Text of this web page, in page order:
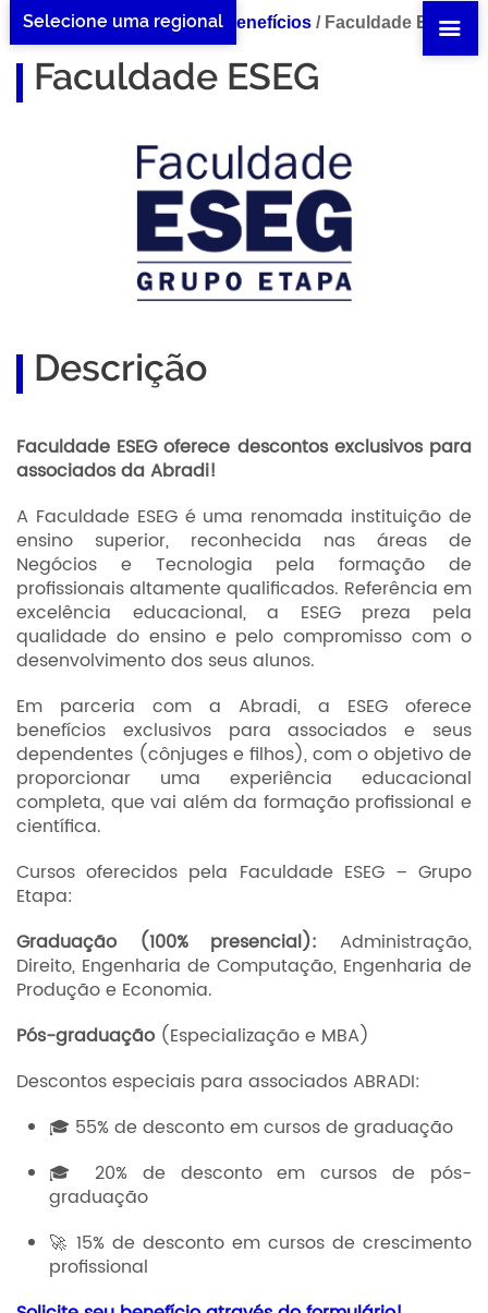
Selecione uma regional
Home Faculdade ESEG/ Benefícios / Faculdade ESEG
Faculdade ESEG
Descrição
Faculdade ESEG oferece descontos exclusivos para
associados da Abradi!
A Faculdade ESEG é uma renomada instituição de
ensino superior, reconhecida nas áreas de
Negócios e Tecnologia pela formação de
profissionais altamente qualificados. Referência em
excelência educacional, a ESEG preza pela
qualidade do ensino e pelo compromisso com o
desenvolvimento dos seus alunos.
Em parceria com a Abradi, a ESEG oferece
benefícios exclusivos para associados e seus
dependentes (cônjuges e filhos), com o objetivo de
proporcionar uma experiência educacional
completa, que vai além da formação profissional e
científica.
Cursos oferecidos pela Faculdade ESEG – Grupo
Etapa:
Graduação (100% presencial): Administração,
Direito, Engenharia de Computação, Engenharia de
Produção e Economia.
Pós-graduação (Especialização e MBA)
Descontos especiais para associados ABRADI:
🎓 55% de desconto em cursos de graduação
🎓 20% de desconto em cursos de pós-
graduação
🚀 15% de desconto em cursos de crescimento
profissional